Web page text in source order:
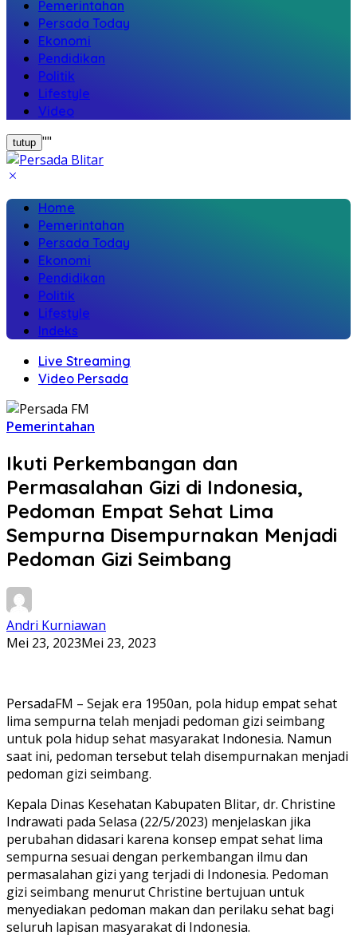
Pemerintahan
Persada Today
Ekonomi
Pendidikan
Politik
Lifestyle
Video
tutup ""
Home
Pemerintahan
Persada Today
Ekonomi
Pendidikan
Politik
Lifestyle
Indeks
Live Streaming
Video Persada
Pemerintahan
Ikuti Perkembangan dan
Permasalahan Gizi di Indonesia,
Pedoman Empat Sehat Lima
Sempurna Disempurnakan Menjadi
Pedoman Gizi Seimbang
Andri Kurniawan
Mei 23, 2023Mei 23, 2023
PersadaFM – Sejak era 1950an, pola hidup empat sehat
lima sempurna telah menjadi pedoman gizi seimbang
untuk pola hidup sehat masyarakat Indonesia. Namun
saat ini, pedoman tersebut telah disempurnakan menjadi
pedoman gizi seimbang.
Kepala Dinas Kesehatan Kabupaten Blitar, dr. Christine
Indrawati pada Selasa (22/5/2023) menjelaskan jika
perubahan didasari karena konsep empat sehat lima
sempurna sesuai dengan perkembangan ilmu dan
permasalahan gizi yang terjadi di Indonesia. Pedoman
gizi seimbang menurut Christine bertujuan untuk
menyediakan pedoman makan dan perilaku sehat bagi
seluruh lapisan masyarakat di Indonesia.